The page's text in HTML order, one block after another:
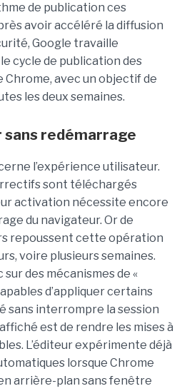
de publication ces
avoir accéléré la diffusion
Google travaille
cycle de publication des
Chrome, avec un objectif de
les deux semaines.
sans redémarrage
l’expérience utilisateur.
sont téléchargés
activation nécessite encore
du navigateur. Or de
repoussent cette opération
voire plusieurs semaines.
des mécanismes de «
d’appliquer certains
sans interrompre la session
est de rendre les mises à
L’éditeur expérimente déjà
lorsque Chrome
arrière-plan sans fenêtre